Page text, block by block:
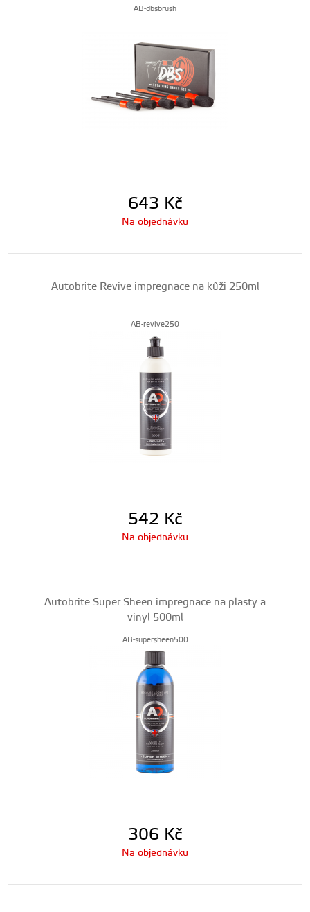
AB-dbsbrush
643 Kč
Na objednávku
Autobrite Revive impregnace na kůži 250ml
AB-revive250
542 Kč
Na objednávku
Autobrite Super Sheen impregnace na plasty a
vinyl 500ml
AB-supersheen500
306 Kč
Na objednávku